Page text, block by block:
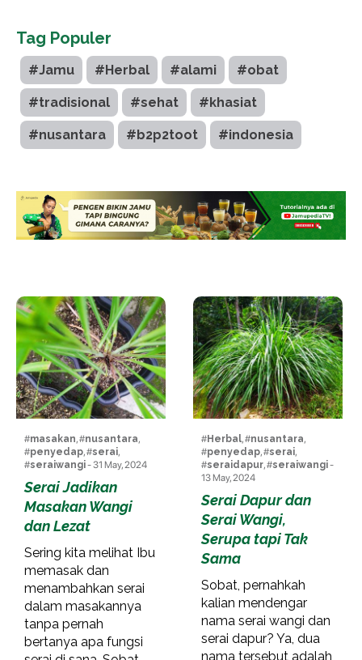
Tag Populer
#Jamu #Herbal #alami #obat
#tradisional #sehat #khasiat
#nusantara #b2p2toot #indonesia
#masakan, #nusantara,
#penyedap, #serai,
#seraiwangi- 31 May, 2024
Serai Jadikan
Masakan Wangi
dan Lezat
Sering kita melihat Ibu
memasak dan
menambahkan serai
dalam masakannya
tanpa pernah
bertanya apa fungsi
#Herbal, #nusantara,
#penyedap, #serai,
#seraidapur, #seraiwangi-
13 May, 2024
Serai Dapur dan
Serai Wangi,
Serupa tapi Tak
Sama
Sobat, pernahkah
kalian mendengar
nama serai wangi dan
serai dapur? Ya, dua
nama tersebut adalah